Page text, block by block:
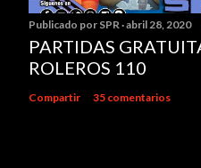
Publicado por SPR abril 28, 2020
PARTIDAS
ROLEROS 110
Compartir 35 comentarios